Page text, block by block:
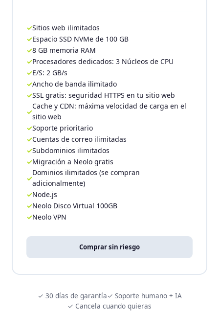
Sitios web ilimitados
Espacio SSD NVMe de 100 GB
8 GB memoria RAM
Procesadores dedicados: 3 Núcleos de CPU
E/S: 2 GB/s
Ancho de banda ilimitado
SSL gratis: seguridad HTTPS en tu sitio web
Cache y CDN: máxima velocidad de carga en el
sitio web
Soporte prioritario
Cuentas de correo ilimitadas
Subdominios ilimitados
Migración a Neolo gratis
Dominios ilimitados (se compran
adicionalmente)
Node.js
Neolo Disco Virtual 100GB
Neolo VPN
Comprar sin riesgo
✓ 30 días de garantía✓ Soporte humano + IA
✓ Cancela cuando quieras